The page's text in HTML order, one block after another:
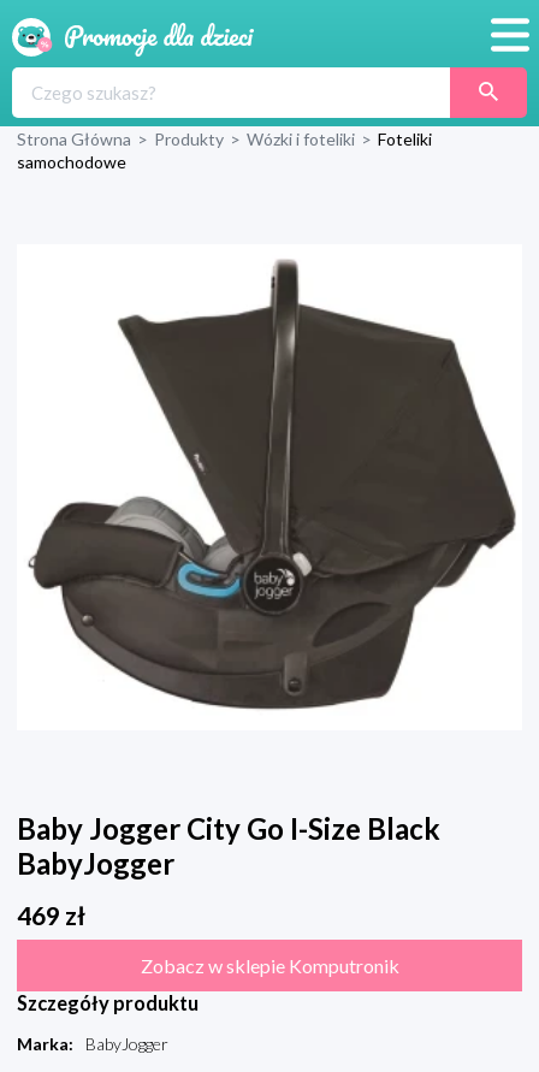
Produkty
Blog
Wyprawka
Strona Główna > Produkty > Wózki i foteliki > Foteliki
samochodowe
Baby Jogger City Go I-Size Black
BabyJogger
469 zł
Zobacz w sklepie Komputronik
Szczegóły produktu
Marka:
BabyJogger